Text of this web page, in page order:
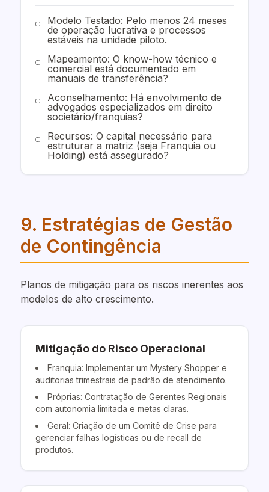
Modelo Testado: Pelo menos 24 meses
de operação lucrativa e processos
estáveis na unidade piloto.
Mapeamento: O know-how técnico e
comercial está documentado em
manuais de transferência?
Aconselhamento: Há envolvimento de
advogados especializados em direito
societário/franquias?
Recursos: O capital necessário para
estruturar a matriz (seja Franquia ou
Holding) está assegurado?
9. Estratégias de Gestão
de Contingência
Planos de mitigação para os riscos inerentes aos
modelos de alto crescimento.
Mitigação do Risco Operacional
Franquia: Implementar um Mystery Shopper e
auditorias trimestrais de padrão de atendimento.
Próprias: Contratação de Gerentes Regionais
com autonomia limitada e metas claras.
Geral: Criação de um Comitê de Crise para
gerenciar falhas logísticas ou de recall de
produtos.